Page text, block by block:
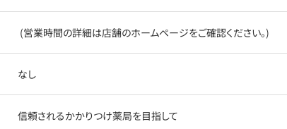
(営業時間の詳細は店舗のホームページをご確認ください。)
なし
信頼されるかかりつけ薬局を目指して